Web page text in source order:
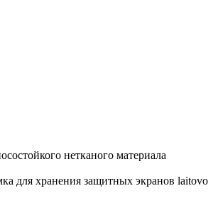
нетканого материала
для хранения защитных экранов laitovo